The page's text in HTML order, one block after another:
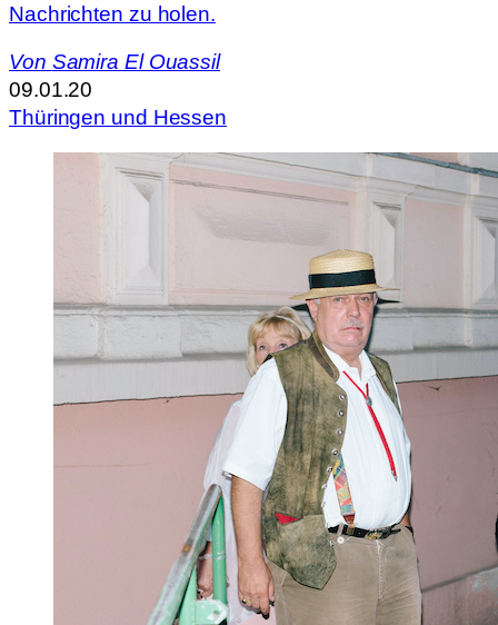
Nachrichten zu holen.
Von Samira El Ouassil
09.01.20
Thüringen und Hessen